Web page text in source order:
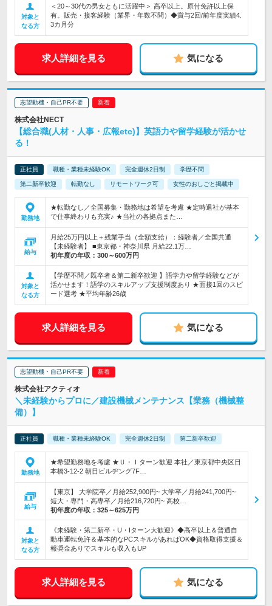
対象と
なる方
＜20～30代の男女ともに活躍中＞ 高卒以上。原付免許以上保
有。販売・接客経験（業界・年数不問）◆賞与2回/前年度実績4.
3カ月分
求人詳細を見る 気になる
志望動機・自己PR不要
株式会社NECT
【総合職(人材・人事・広報etc)】英語力や留学経験が活かせ
る！
正社員 職種・業種未経験OK 完全週休2日制 学歴不問
第二新卒歓迎 転勤なし リモートワーク可 女性のおしごと掲載中
勤務地
★転勤なし／全国募集・勤務地は希望を考慮 ★定時退社が基本
で仕事終わりも充実♪ ★当社の各拠点また…
給与
月給25万円以上＋残業手当（全額支給）：経験者／全国共通
【未経験者】 ■東京都・神奈川県 月給22.1万…
初年度の年収： 300～600万円
対象と
なる方
【学歴不問／既卒者＆第二新卒歓迎 】語学力や留学経験などが
活かせます！語学のスキルアップ支援制度あり ★面接1回のスピ
ード選考 ★平均年齢26歳
求人詳細を見る 気になる
志望動機・自己PR不要
株式会社アクティオ
＼未経験からプロに／建設機械メンテナンス【業務（機械整
備）】
正社員 職種・業種未経験OK 完全週休2日制 第二新卒歓迎
勤務地
★希望勤務地を考慮 ★Ｕ・Ｉターン歓迎 本社／東京都中央区日
本橋3-12-2 朝日ビルヂング7F…
給与
【東京】 大学院卒／月給252,900円~ 大学卒／月給241,700円~
短大・専門・高専卒／月給216,720円~ 高校…
初年度の年収： 325～625万円
対象と
なる方
《未経験・第二新卒・U・Iターン大歓迎》◆高卒以上＆普通自
動車運転免許＆基本的なPCスキルがあればOK◆資格取得支援＆
報奨金ありでスキルも収入もUP
求人詳細を見る 気になる